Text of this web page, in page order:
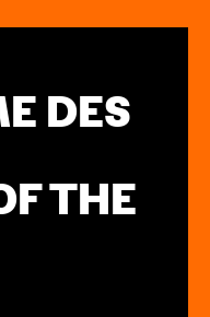
DES
THE